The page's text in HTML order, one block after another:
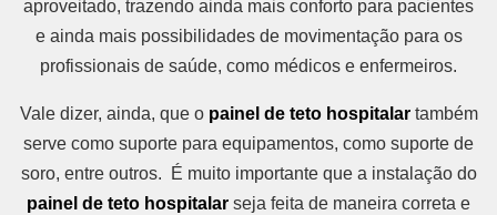
aproveitado, trazendo ainda mais conforto para pacientes
e ainda mais possibilidades de movimentação para os
profissionais de saúde, como médicos e enfermeiros.
Vale dizer, ainda, que o painel de teto hospitalartambém
serve como suporte para equipamentos, como suporte de
soro, entre outros. É muito importante que a instalação do
painel de teto hospitalar seja feita de maneira correta e